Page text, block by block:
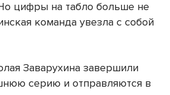
цифры на табло больше не
команда увезла с собой
Заварухина завершили
серию и отправляются в